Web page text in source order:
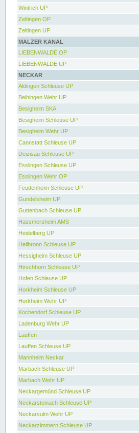
Wintrich UP
Zeltingen OP
Zeltingen UP
MALZER KANAL
LIEBENWALDE OP
LIEBENWALDE UP
NECKAR
Aldingen Schleuse UP
Beihingen Wehr UP
Besigheim SKA
Besigheim Schleuse UP
Besigheim Wehr UP
Cannstatt Schleuse UP
Deizisau Schleuse UP
Esslingen Schleuse UP
Esslingen Wehr OP
Feudenheim Schleuse UP
Gundelsheim UP
Guttenbach Schleuse UP
Hassmersheim AMS
Heidelberg UP
Heilbronn Schleuse UP
Hessigheim Schleuse UP
Hirschhorn Schleuse UP
Hofen Schleuse UP
Horkheim Schleuse UP
Horkheim Wehr UP
Kochendorf Schleuse UP
Ladenburg Wehr UP
Lauffen
Lauffen Schleuse UP
Mannheim Neckar
Marbach Schleuse UP
Marbach Wehr UP
Neckargemünd Schleuse UP
Neckarsteinach Schleuse UP
Neckarsulm Wehr UP
Neckarzimmern Schleuse UP